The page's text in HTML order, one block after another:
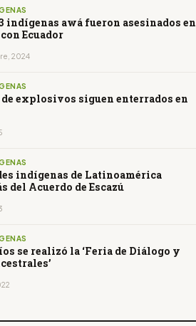
indígenas awá fueron asesinados en
Ecuador
2024
explosivos siguen enterrados en
indígenas de Latinoamérica
del Acuerdo de Escazú
se realizó la ‘Feria de Diálogo y